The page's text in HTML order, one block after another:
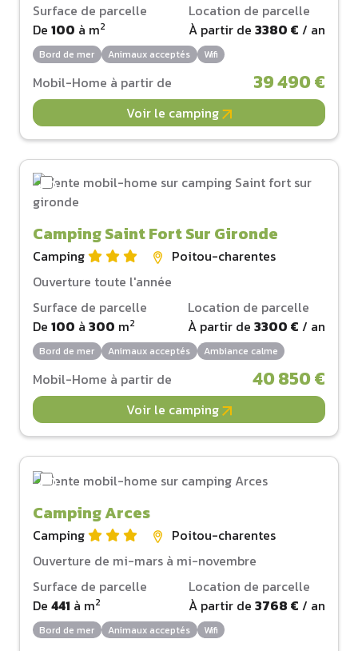
Surface de parcelle
De 100 à m2
Location de parcelle
À partir de 3380 € / an
Bord de mer Animaux acceptés Wifi
Mobil-Home à partir de 39 490 €
Voir le camping
Camping Saint Fort Sur Gironde
Camping
Poitou-charentes
Ouverture toute l'année
Surface de parcelle
De 100 à 300 m2
Location de parcelle
À partir de 3300 € / an
Bord de mer Animaux acceptés Ambiance calme
Mobil-Home à partir de 40 850 €
Voir le camping
Camping Arces
Camping
Poitou-charentes
Ouverture de mi-mars à mi-novembre
Surface de parcelle
De 441 à m2
Location de parcelle
À partir de 3768 € / an
Bord de mer Animaux acceptés Wifi